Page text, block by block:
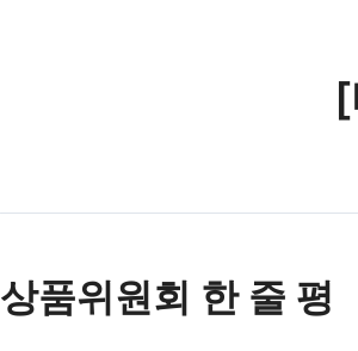
상품위원회 한 줄 평